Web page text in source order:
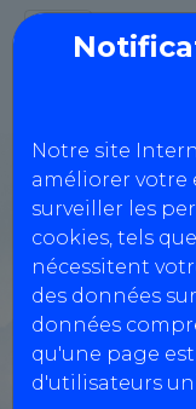
Notre site
améliorer votre
surveiller les
cookies, tels
nécessitent
des données
données
qu'une page
d'utilisateurs
324